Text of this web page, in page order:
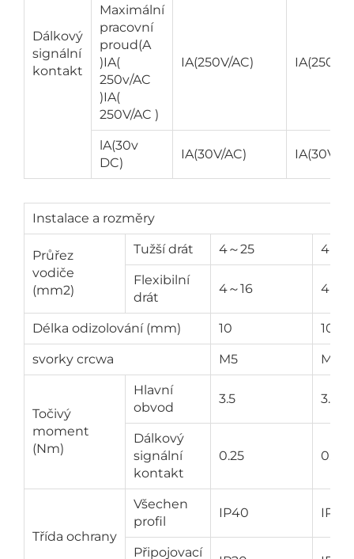
Dálkový
signální
kontakt
Maximální
pracovní
proud(A
)IA(
250v/AC
)IA(
250V/AC )
IA(250V/AC) IA(250V/
lA(30v
DC)
IA(30V/AC) IA(30V/
Instalace a rozměry
Průřez
vodiče
(mm2)
Tužší drát 4～25 4～
Flexibilní
drát
4～16 4～16
Délka odizolování (mm) 10 10
svorky crcwa M5 M5
Točivý
moment
(Nm)
Hlavní
obvod
3.5 3.5
Dálkový
signální
kontakt
0.25 0.25
Třída ochrany
Všechen
profil
IP40 IP40
Připojovací